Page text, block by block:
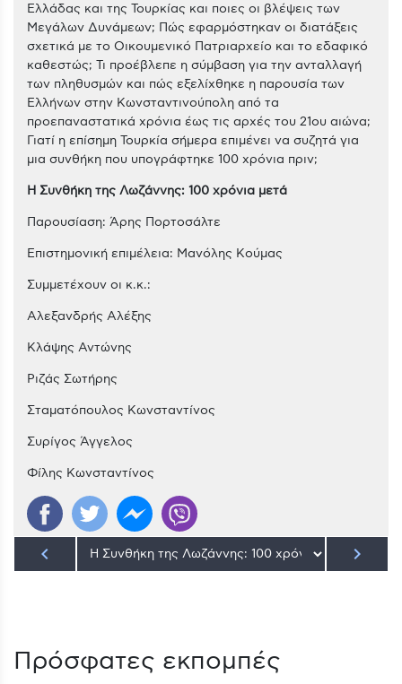
Ελλάδας και της Τουρκίας και ποιες οι βλέψεις των
Μεγάλων Δυνάμεων; Πώς εφαρμόστηκαν οι διατάξεις
σχετικά με το Οικουμενικό Πατριαρχείο και το εδαφικό
καθεστώς; Τι προέβλεπε η σύμβαση για την ανταλλαγή
των πληθυσμών και πώς εξελίχθηκε η παρουσία των
Ελλήνων στην Κωνσταντινούπολη από τα
προεπαναστατικά χρόνια έως τις αρχές του 21ου αιώνα;
Γιατί η επίσημη Τουρκία σήμερα επιμένει να συζητά για
μια συνθήκη που υπογράφτηκε 100 χρόνια πριν;
Η Συνθήκη της Λωζάννης: 100 χρόνια μετά
Παρουσίαση: Άρης Πορτοσάλτε
Επιστημονική επιμέλεια: Μανόλης Κούμας
Συμμετέχουν οι κ.κ.:
Αλεξανδρής Αλέξης
Κλάψης Αντώνης
Ριζάς Σωτήρης
Σταματόπουλος Κωνσταντίνος
Συρίγος Άγγελος
Φίλης Κωνσταντίνος
keyboard_arrow_left keyboard_arrow_right
Πρόσφατες εκπομπές